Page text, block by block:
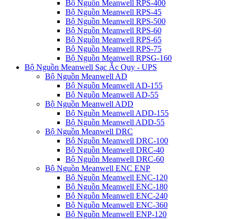
Bộ Nguồn Meanwell RPS-400
Bộ Nguồn Meanwell RPS-45
Bộ Nguồn Meanwell RPS-500
Bộ Nguồn Meanwell RPS-60
Bộ Nguồn Meanwell RPS-65
Bộ Nguồn Meanwell RPS-75
Bộ Nguồn Meanwell RPSG-160
Bộ Nguồn Meanwell Sạc Ắc Quy - UPS
Bộ Nguồn Meanwell AD
Bộ Nguồn Meanwell AD-155
Bộ Nguồn Meanwell AD-55
Bộ Nguồn Meanwell ADD
Bộ Nguồn Meanwell ADD-155
Bộ Nguồn Meanwell ADD-55
Bộ Nguồn Meanwell DRC
Bộ Nguồn Meanwell DRC-100
Bộ Nguồn Meanwell DRC-40
Bộ Nguồn Meanwell DRC-60
Bộ Nguồn Meanwell ENC ENP
Bộ Nguồn Meanwell ENC-120
Bộ Nguồn Meanwell ENC-180
Bộ Nguồn Meanwell ENC-240
Bộ Nguồn Meanwell ENC-360
Bộ Nguồn Meanwell ENP-120